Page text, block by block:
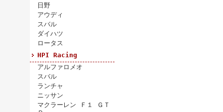
日野
アウディ
スバル
ダイハツ
ロータス
HPI Racing
アルファロメオ
スバル
ランチャ
ニッサン
マクラーレン Ｆ１ ＧＴ